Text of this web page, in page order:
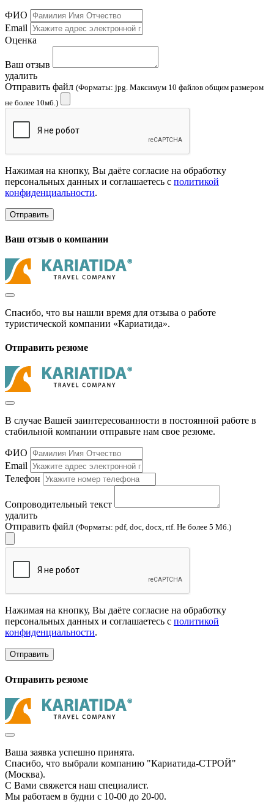
ФИО
Email
Оценка
Ваш отзыв
удалить
Отправить файл (Форматы: jpg. Максимум 10 файлов общим размером
не более 10мб.)
Нажимая на кнопку, Вы даёте согласие на обработку
персональных данных и соглашаетесь с политикой
конфиденциальности.
Отправить
Ваш отзыв о компании
Спасибо, что вы нашли время для отзыва о работе
туристической компании «Кариатида».
Отправить резюме
В случае Вашей заинтересованности в постоянной работе в
стабильной компании отправьте нам свое резюме.
ФИО
Email
Телефон
Сопроводительный текст
удалить
Отправить файл (Форматы: pdf, doc, docx, rtf. Не более 5 Мб.)
Нажимая на кнопку, Вы даёте согласие на обработку
персональных данных и соглашаетесь с политикой
конфиденциальности.
Отправить
Отправить резюме
Ваша заявка успешно принята.
Спасибо, что выбрали компанию "Кариатида-СТРОЙ"
(Москва).
С Вами свяжется наш специалист.
Мы работаем в будни с 10-00 до 20-00.